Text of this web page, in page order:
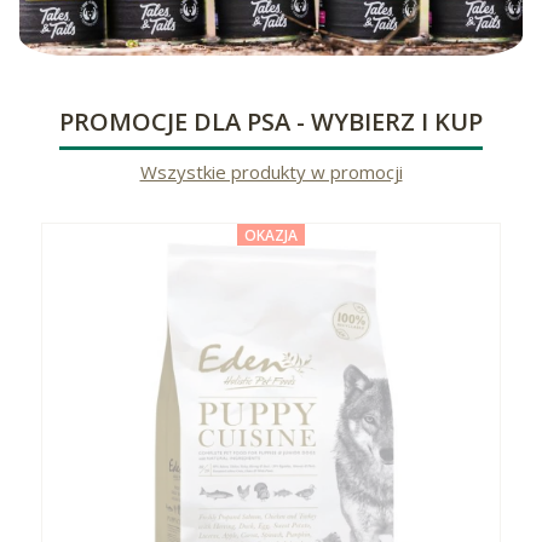
PROMOCJE DLA PSA - WYBIERZ I KUP
Wszystkie produkty w promocji
OKAZJA